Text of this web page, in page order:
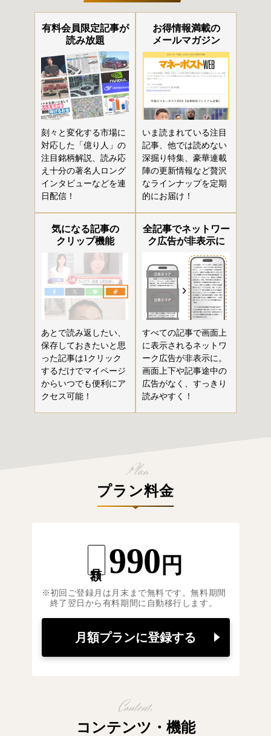
有料会員限定記事が
読み放題
刻々と変化する市場に
対応した「億り人」の
注目銘柄解説、読み応
え十分の著名人ロング
インタビューなどを連
日配信！
お得情報満載の
メールマガジン
いま読まれている注目
記事、他では読めない
深掘り特集、豪華連載
陣の更新情報など贅沢
なラインナップを定期
的にお届け！
気になる記事の
クリップ機能
あとで読み返したい、
保存しておきたいと思
った記事は1クリック
するだけでマイページ
からいつでも便利にア
クセス可能！
全記事でネットワー
ク広告が非表示に
すべての記事で画面上
に表示されるネットワ
ーク広告が非表示に。
画面上下や記事途中の
広告がなく、すっきり
読みやすく！
プラン料金
990 円
初回ご登録月は月末まで無料です。無料期間
終了翌日から有料期間に自動移行します。
月額プランに登録する
コンテンツ・機能